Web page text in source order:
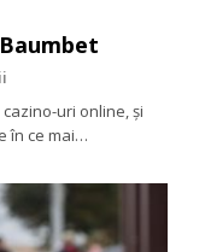
uri online, şi
în ce mai…